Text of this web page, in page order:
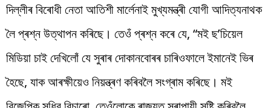
দিল্লীৰ বিৰোধী নেতা আতিশী মাৰ্লেনাই মুখ্যমন্ত্ৰী যোগী আদিত্যনাথক
লৈ প্ৰশ্ন উত্থাপন কৰিছে। তেওঁ প্ৰশ্ন কৰে যে, “মই ছ’চিয়েল
মিডিয়া চাই দেখিলোঁ যে সুৰাৰ দোকানবোৰৰ চাৰিওফালে ইমানেই ভিৰ
হৈছে, যাক আৰক্ষীয়েও নিয়ন্ত্ৰণ কৰিবলৈ সংগ্ৰাম কৰিছে। মই